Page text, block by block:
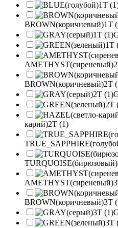
BROWN(коричневый)1T
BROWN(коричневый)2T
карий)2T (1)
BROWN(коричневый)3T